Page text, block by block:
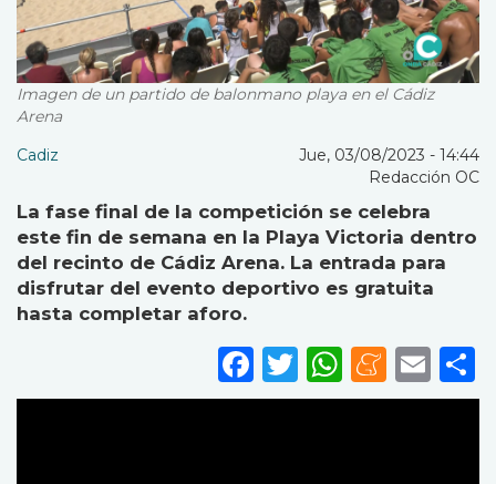
Imagen de un partido de balonmano playa en el Cádiz
Arena
Cadiz
Jue, 03/08/2023 - 14:44
Redacción OC
La fase final de la competición se celebra
este fin de semana en la Playa Victoria dentro
del recinto de Cádiz Arena. La entrada para
disfrutar del evento deportivo es gratuita
hasta completar aforo.
Facebook
Twitter